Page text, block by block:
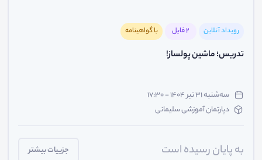
رویداد آنلاین 2 فایل با گواهینامه
تدریس؛ ماشین پولساز!
سه‌شنبه ۳۱ تیر ۱۴۰۴ - ۱۷:۳۰
دپارتمان آموزشی سلیمانی
به پایان رسیده است جزییات بیشتر